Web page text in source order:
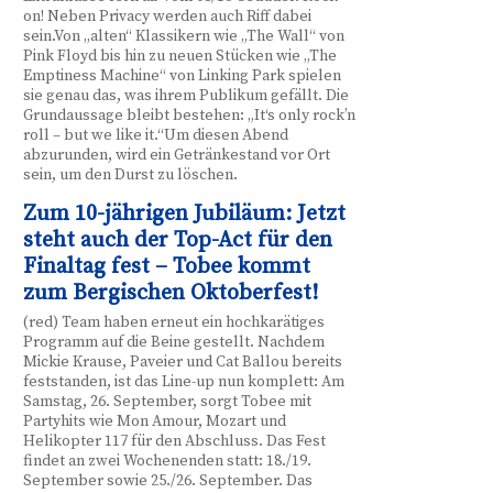
on! Neben Privacy werden auch Riff dabei
sein.Von „alten“ Klassikern wie „The Wall“ von
Pink Floyd bis hin zu neuen Stücken wie „The
Emptiness Machine“ von Linking Park spielen
sie genau das, was ihrem Publikum gefällt. Die
Grundaussage bleibt bestehen: „It‘s only rock’n
roll – but we like it.“Um diesen Abend
abzurunden, wird ein Getränkestand vor Ort
sein, um den Durst zu löschen.
Zum 10-jährigen Jubiläum: Jetzt
steht auch der Top-Act für den
Finaltag fest – Tobee kommt
zum Bergischen Oktoberfest!
(red) Team haben erneut ein hochkarätiges
Programm auf die Beine gestellt. Nachdem
Mickie Krause, Paveier und Cat Ballou bereits
feststanden, ist das Line-up nun komplett: Am
Samstag, 26. September, sorgt Tobee mit
Partyhits wie Mon Amour, Mozart und
Helikopter 117 für den Abschluss. Das Fest
findet an zwei Wochenenden statt: 18./19.
September sowie 25./26. September. Das